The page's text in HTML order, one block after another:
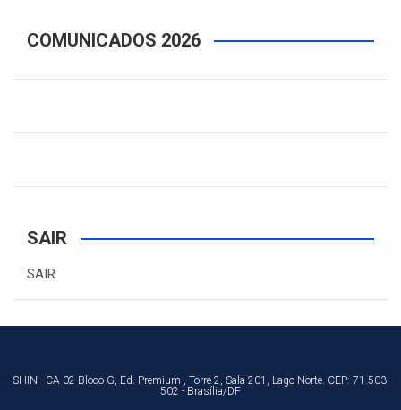
COMUNICADOS 2026
SAIR
SAIR
SHIN - CA 02 Bloco G, Ed. Premium , Torre 2, Sala 201, Lago Norte. CEP: 71.503-
502 - Brasília/DF